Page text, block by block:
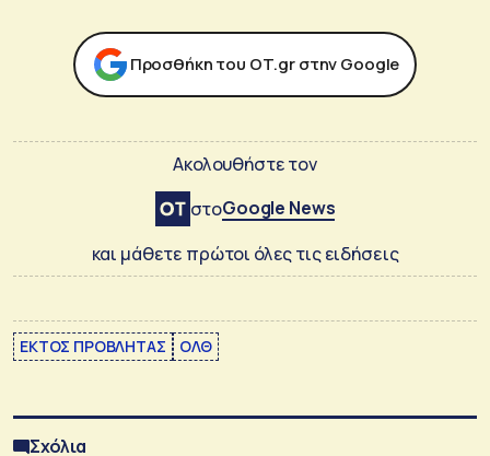
Προσθήκη του ΟΤ.gr στην Google
Ακολουθήστε τον
στοGoogle News
και μάθετε πρώτοι όλες τις ειδήσεις
ΕΚΤΟΣ ΠΡΟΒΛΗΤΑΣ ΟΛΘ
Σχόλια